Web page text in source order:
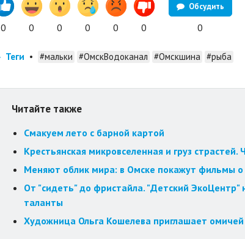
0 0 0 0 0 0
Обсудить
0
Теги • #мальки #ОмскВодоканал #Омскшина #рыба
Читайте также
Смакуем лето с барной картой
Крестьянская микровселенная и груз
Меняют облик мира: в Омске покажут фильмы о
От "сидеть" до фристайла. "Детский ЭкоЦентр"
таланты
Художница Ольга Кошелева приглашает